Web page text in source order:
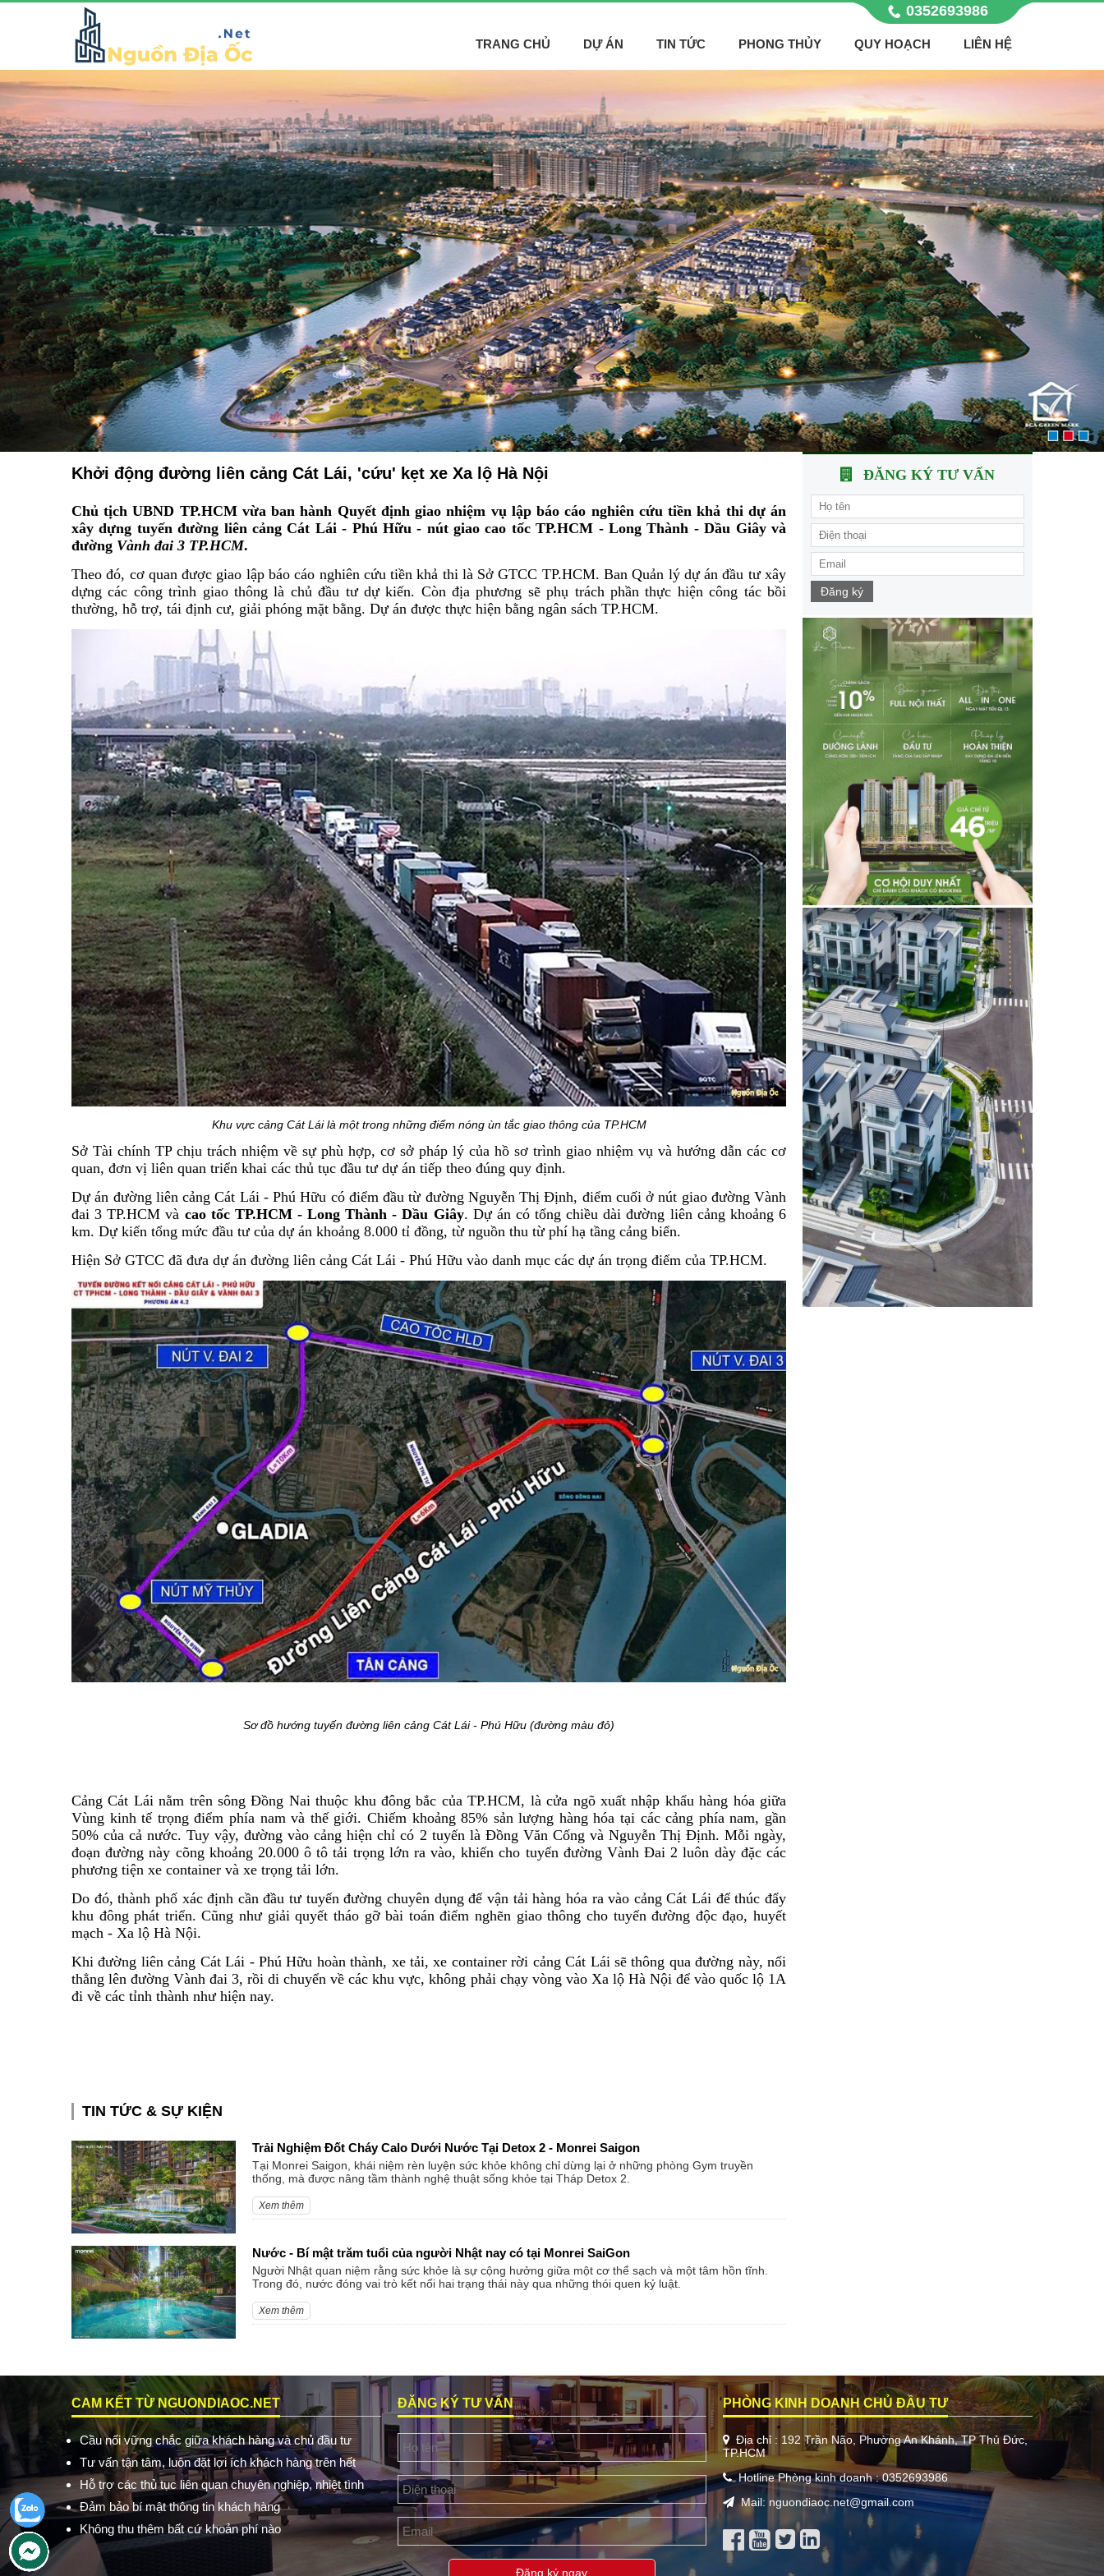
0352693986
TRANG CHỦ DỰ ÁN TIN TỨC PHONG THỦY QUY HOẠCH LIÊN HỆ
GLADIA BY THE WATERS
Vị trí đắc địa mặt tiền đường Võ Chí Công sầm uất, thuộc
phường Phú Hữu, quận 9, Tp Hồ Chí Minh. Dự án nhà
Khang Điền Gladia với quy mô 11,8 hecta, không chỉ là
không gian sống mà còn là biểu tượng đẳng cấp,
Khởi động đường liên cảng Cát Lái, 'cứu' kẹt xe Xa lộ Hà Nội
Chủ tịch UBND TP.HCM vừa ban hành Quyết định giao nhiệm vụ lập báo cáo nghiên cứu tiền khả thi dự án
xây dựng tuyến đường liên cảng Cát Lái - Phú Hữu - nút giao cao tốc TP.HCM - Long Thành - Dầu Giây và
đường Vành đai 3 TP.HCM.
Theo đó, cơ quan được giao lập báo cáo nghiên cứu tiền khả thi là Sở GTCC TP.HCM. Ban Quản lý dự án đầu tư xây
dựng các công trình giao thông là chủ đầu tư dự kiến. Còn địa phương sẽ phụ trách phần thực hiện công tác bồi
thường, hỗ trợ, tái định cư, giải phóng mặt bằng. Dự án được thực hiện bằng ngân sách TP.HCM.
Khu vực cảng Cát Lái là một trong những điểm nóng ùn tắc giao thông của TP.HCM
Sở Tài chính TP chịu trách nhiệm về sự phù hợp, cơ sở pháp lý của hồ sơ trình giao nhiệm vụ và hướng dẫn các cơ
quan, đơn vị liên quan triển khai các thủ tục đầu tư dự án tiếp theo đúng quy định.
Dự án đường liên cảng Cát Lái - Phú Hữu có điểm đầu từ đường Nguyễn Thị Định, điểm cuối ở nút giao đường Vành
đai 3 TP.HCM và cao tốc TP.HCM - Long Thành - Dầu Giây. Dự án có tổng chiều dài đường liên cảng khoảng 6
km. Dự kiến tổng mức đầu tư của dự án khoảng 8.000 tỉ đồng, từ nguồn thu từ phí hạ tầng cảng biển.
Hiện Sở GTCC đã đưa dự án đường liên cảng Cát Lái - Phú Hữu vào danh mục các dự án trọng điểm của TP.HCM.
Sơ đồ hướng tuyến đường liên cảng Cát Lái - Phú Hữu (đường màu đỏ)
Cảng Cát Lái nằm trên sông Đồng Nai thuộc khu đông bắc của TP.HCM, là cửa ngõ xuất nhập khẩu hàng hóa giữa
Vùng kinh tế trọng điểm phía nam và thế giới. Chiếm khoảng 85% sản lượng hàng hóa tại các cảng phía nam, gần
50% của cả nước. Tuy vậy, đường vào cảng hiện chỉ có 2 tuyến là Đồng Văn Cống và Nguyễn Thị Định. Mỗi ngày,
đoạn đường này cõng khoảng 20.000 ô tô tải trọng lớn ra vào, khiến cho tuyến đường Vành Đai 2 luôn dày đặc các
phương tiện xe container và xe trọng tải lớn.
Do đó, thành phố xác định cần đầu tư tuyến đường chuyên dụng để vận tải hàng hóa ra vào cảng Cát Lái để thúc đẩy
khu đông phát triển. Cũng như giải quyết tháo gỡ bài toán điểm nghẽn giao thông cho tuyến đường độc đạo, huyết
mạch - Xa lộ Hà Nội.
Khi đường liên cảng Cát Lái - Phú Hữu hoàn thành, xe tải, xe container rời cảng Cát Lái sẽ thông qua đường này, nối
thẳng lên đường Vành đai 3, rồi di chuyển về các khu vực, không phải chạy vòng vào Xa lộ Hà Nội để vào quốc lộ 1A
đi về các tỉnh thành như hiện nay.
TIN TỨC & SỰ KIỆN
Trải Nghiệm Đốt Cháy Calo Dưới Nước Tại Detox 2 - Monrei Saigon
Tại Monrei Saigon, khái niệm rèn luyện sức khỏe không chỉ dừng lại ở những phòng Gym truyền
thống, mà được nâng tầm thành nghệ thuật sống khỏe tại Tháp Detox 2.
Xem thêm
Nước - Bí mật trăm tuổi của người Nhật nay có tại Monrei SaiGon
Người Nhật quan niệm rằng sức khỏe là sự cộng hưởng giữa một cơ thể sạch và một tâm hồn tĩnh.
Trong đó, nước đóng vai trò kết nối hai trạng thái này qua những thói quen kỷ luật.
Xem thêm
ĐĂNG KÝ TƯ VẤN
Đăng ký
CAM KẾT TỪ NGUONDIAOC.NET
Cầu nối vững chắc giữa khách hàng và chủ đầu tư
Tư vấn tận tâm, luôn đặt lợi ích khách hàng trên hết
Hỗ trợ các thủ tục liên quan chuyên nghiệp, nhiệt tình
Đảm bảo bí mật thông tin khách hàng
Không thu thêm bất cứ khoản phí nào
ĐĂNG KÝ TƯ VẤN
Đăng ký ngay
PHÒNG KINH DOANH CHỦ ĐẦU TƯ
Địa chỉ : 192 Trần Não, Phường An Khánh, TP Thủ Đức,
TP.HCM
Hotline Phòng kinh doanh : 0352693986
Mail: nguondiaoc.net@gmail.com